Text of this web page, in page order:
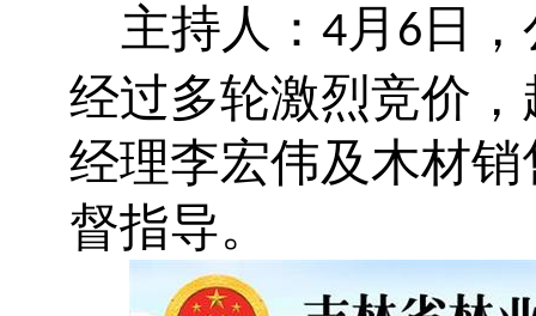
主持人： 4月 6 日
经过多轮激烈竞价
经理李宏伟及木材
督指导。